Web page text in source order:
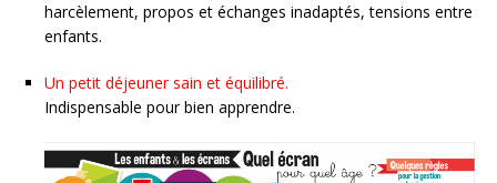
harcèlement, propos et échanges inadaptés, tensions entre
enfants.
Un petit déjeuner sain et équilibré.
Indispensable pour bien apprendre.